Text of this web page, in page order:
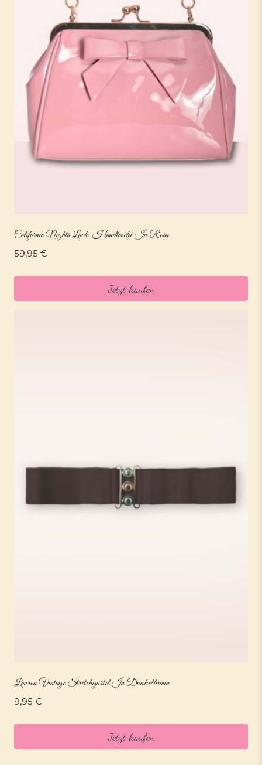
California Nights Lack-Handtasche In Rosa
59,95 €
Jetzt kaufen
Lauren Vintage Stretchgürtel In Dunkelbraun
9,95 €
Jetzt kaufen